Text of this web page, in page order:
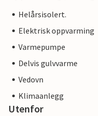
Helårsisolert.
Elektrisk oppvarming
Varmepumpe
Delvis gulvvarme
Vedovn
Klimaanlegg
Utenfor